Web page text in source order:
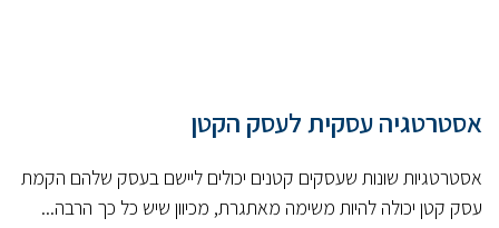
אסטרטגיה עסקית לעסק הקטן
אסטרטגיות שונות שעסקים קטנים יכולים ליישם בעסק שלהם הקמת
עסק קטן יכולה להיות משימה מאתגרת, מכיוון שיש כל כך הרבה...